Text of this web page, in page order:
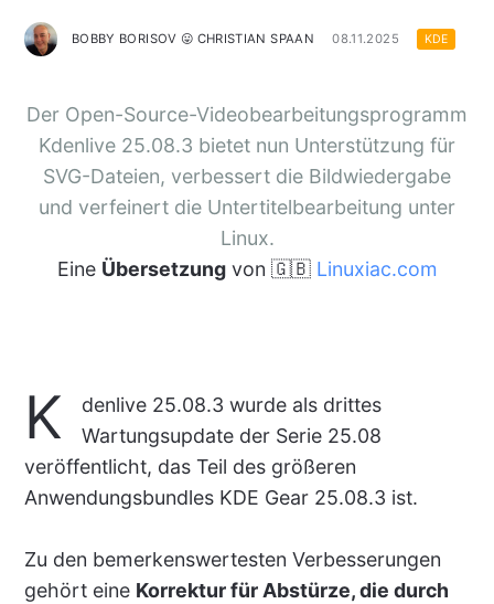
BOBBY BORISOV 😛 CHRISTIAN SPAAN 08.11.2025 KDE
Der Open-Source-Videobearbeitungsprogramm
Kdenlive 25.08.3 bietet nun Unterstützung für
SVG-Dateien, verbessert die Bildwiedergabe
und verfeinert die Untertitelbearbeitung unter
Linux.
Eine Übersetzungvon 🇬🇧 Linuxiac.com
K
denlive 25.08.3 wurde als drittes
Wartungsupdate der Serie 25.08
veröffentlicht, das Teil des größeren
Anwendungsbundles KDE Gear 25.08.3 ist.
Zu den bemerkenswertesten Verbesserungen
gehört eine Korrektur für Abstürze, die durch